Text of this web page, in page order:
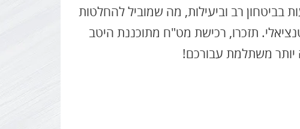
רב וביעילות, מה שמוביל להחלטות
תזכרו, רכישת מט"ח מתוכננת היטב
משתלמת עבורכם!